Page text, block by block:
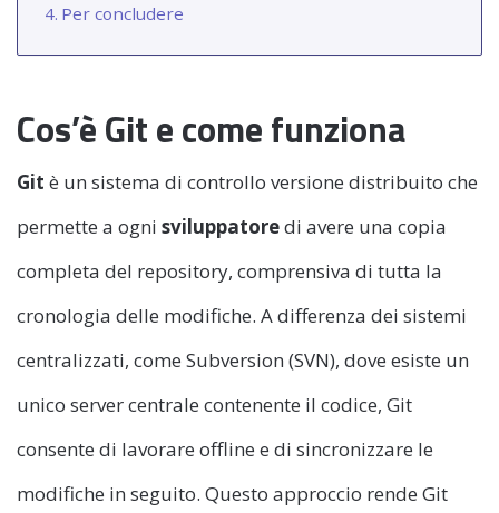
Per concludere
Cos’è Git e come funziona
Git è un sistema di controllo versione distribuito che
permette a ogni sviluppatoredi avere una copia
completa del repository, comprensiva di tutta la
cronologia delle modifiche. A differenza dei sistemi
centralizzati, come Subversion (SVN), dove esiste un
unico server centrale contenente il codice, Git
consente di lavorare offline e di sincronizzare le
modifiche in seguito. Questo approccio rende Git